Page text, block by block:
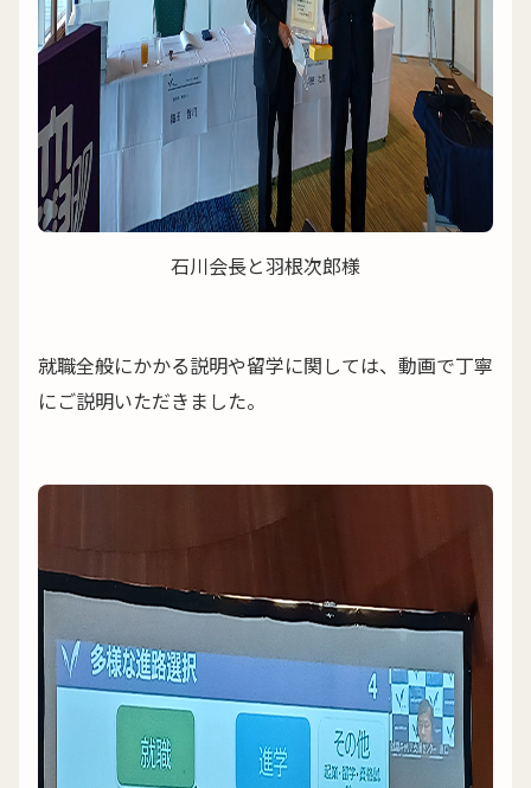
石川会長と羽根次郎様
就職全般にかかる説明や留学に関しては、動画で丁寧
にご説明いただきました。